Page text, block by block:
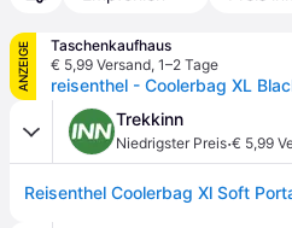
ANZEIGE
Taschenkaufhaus
€ 5,99 Versand, 1–2 Tage
Trekkinn
Niedrigster Preis·€ 5,99